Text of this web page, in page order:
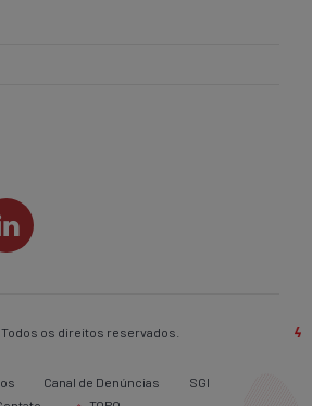
Todos os direitos reservados.
Canal de Denúncias
SGI